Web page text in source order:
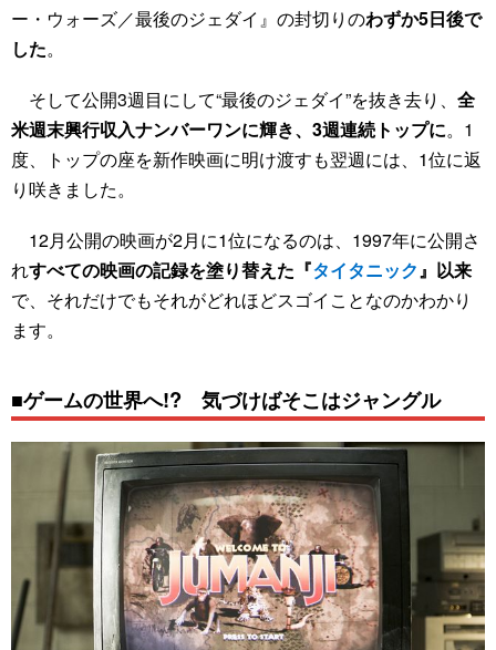
ー・ウォーズ／最後のジェダイ』の封切りのわずか5日後で
した。
そして公開3週目にして“最後のジェダイ”を抜き去り、 全
米週末興行収入ナンバーワンに輝き、3週連続トップに。1
度、トップの座を新作映画に明け渡すも翌週には、1位に返
り咲きました。
12月公開の映画が2月に1位になるのは、1997年に公開さ
れすべての映画の記録を塗り替えた『タイタニック』以来
で、それだけでもそれがどれほどスゴイことなのかわかり
ます。
■ゲームの世界へ!? 気づけばそこはジャングル